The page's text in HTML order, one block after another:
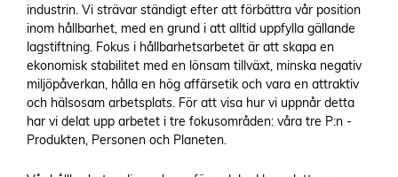
industrin. Vi strävar ständigt efter att förbättra vår position
inom hållbarhet, med en grund i att alltid uppfylla gällande
lagstiftning. Fokus i hållbarhetsarbetet är att skapa en
ekonomisk stabilitet med en lönsam tillväxt, minska negativ
miljöpåverkan, hålla en hög affärsetik och vara en attraktiv
och hälsosam arbetsplats. För att visa hur vi uppnår detta
har vi delat upp arbetet i tre fokusområden: våra tre P:n -
Produkten, Personen och Planeten.